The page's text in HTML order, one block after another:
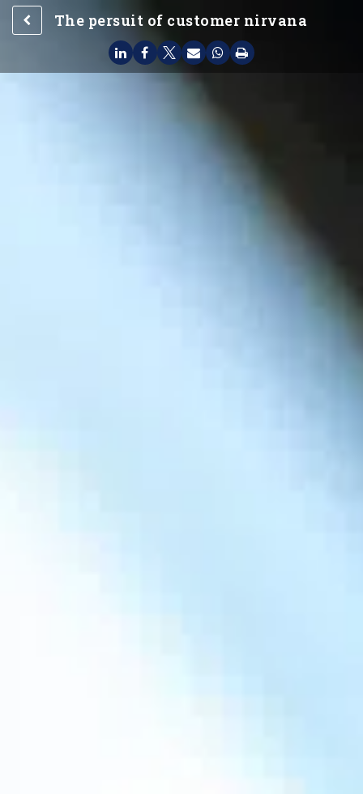
The persuit of customer nirvana